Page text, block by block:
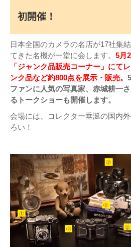
初開催！
日本全国のカメラの名店が17社集
てきた名機が一堂に会します。 5月
「ジャンク品販売コーナー」にて
ンク品など約800点を展示・販売。
ファンに人気の写真家、赤城耕一
るトークショーも開催します。
会場には、コレクター垂涎の国内
ろい！